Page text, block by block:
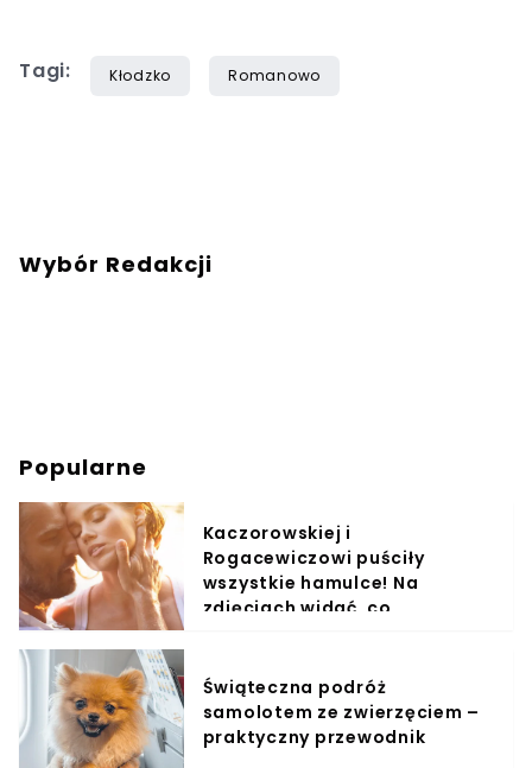
Tagi: Kłodzko Romanowo
Wybór Redakcji
Popularne
Kaczorowskiej i
Rogacewiczowi puściły
wszystkie hamulce! Na
zdjęciach widać, co
Świąteczna podróż
samolotem ze zwierzęciem –
praktyczny przewodnik